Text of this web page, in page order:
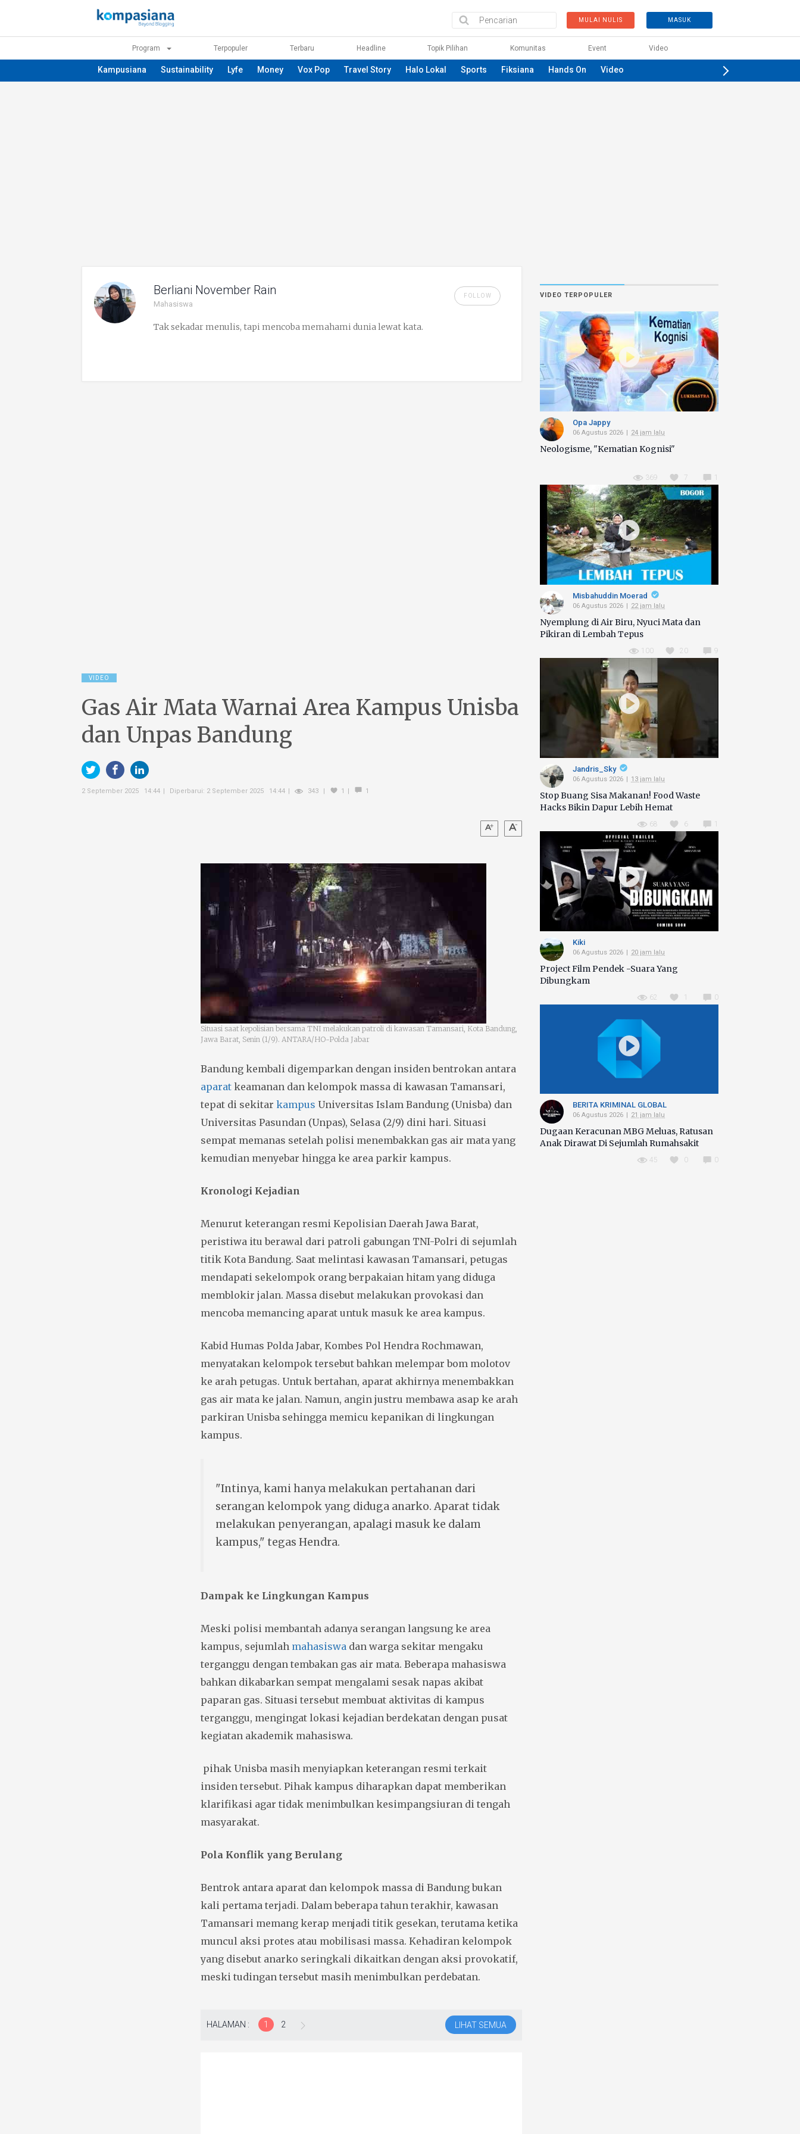
MULAI NULIS MASUK
Program Terpopuler Terbaru Headline Topik Pilihan Komunitas Event Video
Kampusiana Sustainability Lyfe Money Vox Pop Travel Story Halo Lokal Sports Fiksiana Hands On Video
Berliani November Rain FOLLOW
Mahasiswa
Tak sekadar menulis, tapi mencoba memahami dunia lewat kata.
VIDEO
Gas Air Mata Warnai Area Kampus Unisba
dan Unpas Bandung
2 September 2025 14:44 Diperbarui: 2 September 2025 14:44 343 1 1
Situasi saat kepolisian bersama TNI melakukan patroli di kawasan Tamansari, Kota Bandung,
Jawa Barat, Senin (1/9). ANTARA/HO-Polda Jabar
Bandung kembali digemparkan dengan insiden bentrokan antara
aparat keamanan dan kelompok massa di kawasan Tamansari,
tepat di sekitar kampus Universitas Islam Bandung (Unisba) dan
Universitas Pasundan (Unpas), Selasa (2/9) dini hari. Situasi
sempat memanas setelah polisi menembakkan gas air mata yang
kemudian menyebar hingga ke area parkir kampus.
Kronologi Kejadian
Menurut keterangan resmi Kepolisian Daerah Jawa Barat,
peristiwa itu berawal dari patroli gabungan TNI-Polri di sejumlah
titik Kota Bandung. Saat melintasi kawasan Tamansari, petugas
mendapati sekelompok orang berpakaian hitam yang diduga
memblokir jalan. Massa disebut melakukan provokasi dan
mencoba memancing aparat untuk masuk ke area kampus.
Kabid Humas Polda Jabar, Kombes Pol Hendra Rochmawan,
menyatakan kelompok tersebut bahkan melempar bom molotov
ke arah petugas. Untuk bertahan, aparat akhirnya menembakkan
gas air mata ke jalan. Namun, angin justru membawa asap ke arah
parkiran Unisba sehingga memicu kepanikan di lingkungan
kampus.
"Intinya, kami hanya melakukan pertahanan dari
serangan kelompok yang diduga anarko. Aparat tidak
melakukan penyerangan, apalagi masuk ke dalam
kampus," tegas Hendra.
Dampak ke Lingkungan Kampus
Meski polisi membantah adanya serangan langsung ke area
kampus, sejumlah mahasiswa dan warga sekitar mengaku
terganggu dengan tembakan gas air mata. Beberapa mahasiswa
bahkan dikabarkan sempat mengalami sesak napas akibat
paparan gas. Situasi tersebut membuat aktivitas di kampus
terganggu, mengingat lokasi kejadian berdekatan dengan pusat
kegiatan akademik mahasiswa.
pihak Unisba masih menyiapkan keterangan resmi terkait
insiden tersebut. Pihak kampus diharapkan dapat memberikan
klarifikasi agar tidak menimbulkan kesimpangsiuran di tengah
masyarakat.
Pola Konflik yang Berulang
Bentrok antara aparat dan kelompok massa di Bandung bukan
kali pertama terjadi. Dalam beberapa tahun terakhir, kawasan
Tamansari memang kerap menjadi titik gesekan, terutama ketika
muncul aksi protes atau mobilisasi massa. Kehadiran kelompok
yang disebut anarko seringkali dikaitkan dengan aksi provokatif,
meski tudingan tersebut masih menimbulkan perdebatan.
HALAMAN : 1 2 LIHAT SEMUA
VIDEO TERPOPULER
Opa Jappy
06 Agustus 2026 24 jam lalu
Neologisme, "Kematian Kognisi"
369 7
Misbahuddin Moerad
06 Agustus 2026 22 jam lalu
Nyemplung di Air Biru, Nyuci Mata dan
Pikiran di Lembah Tepus
100 20 9
Jandris_Sky
06 Agustus 2026 13 jam lalu
Stop Buang Sisa Makanan! Food Waste
Hacks Bikin Dapur Lebih Hemat
68 6
Kiki
06 Agustus 2026 20 jam lalu
Project Film Pendek -Suara Yang
Dibungkam
62 0
BERITA KRIMINAL GLOBAL
06 Agustus 2026 21 jam lalu
Dugaan Keracunan MBG Meluas, Ratusan
Anak Dirawat Di Sejumlah Rumahsakit
45 0 0